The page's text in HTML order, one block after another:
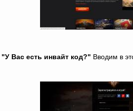
"У Вас есть инвайт код?" Вводим в